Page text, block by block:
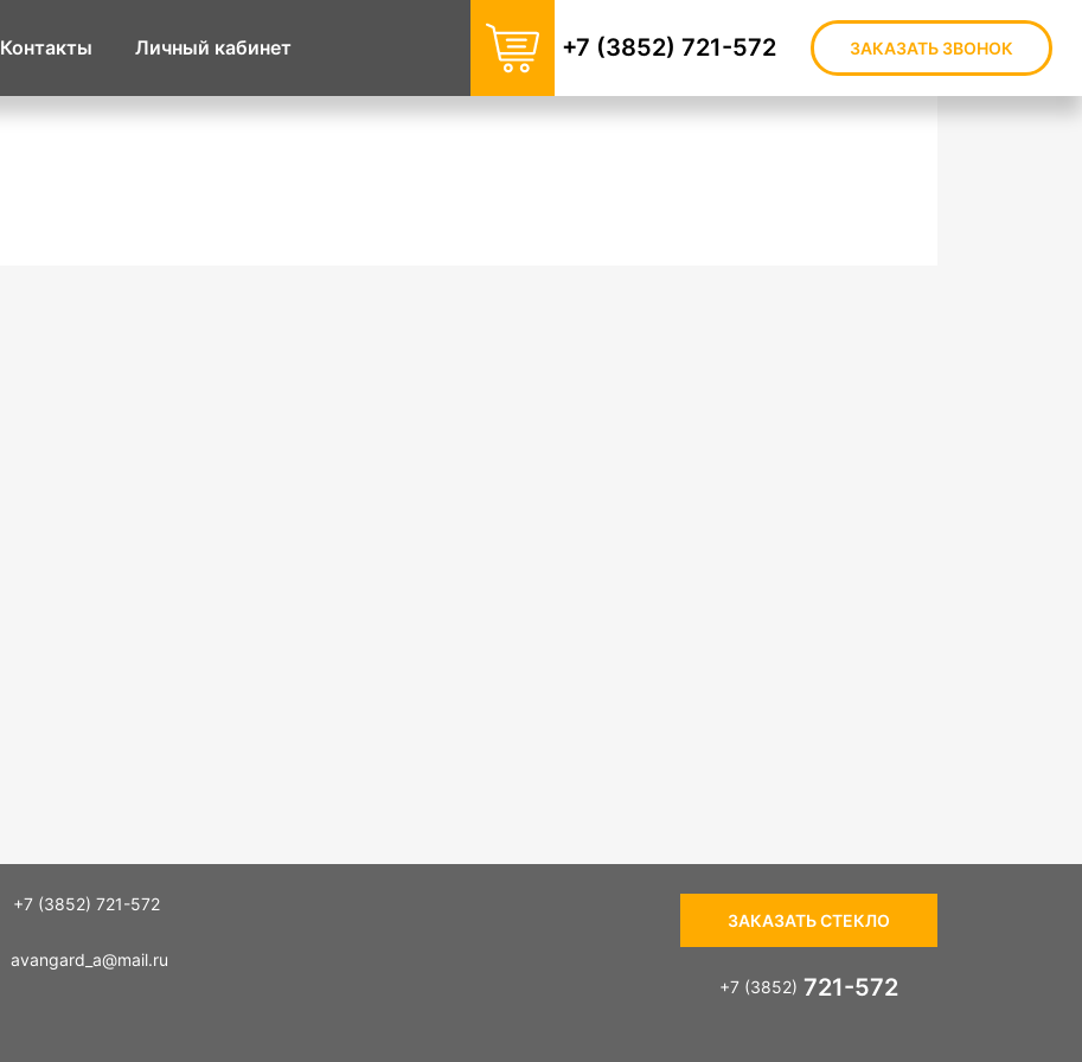
Контакты Личный кабинет +7 (3852) 721-572 ЗАКАЗАТЬ ЗВОНОК
+7 (3852) 721-572
avangard_a@mail.ru
ЗАКАЗАТЬ СТЕКЛО
+7 (3852) 721-572